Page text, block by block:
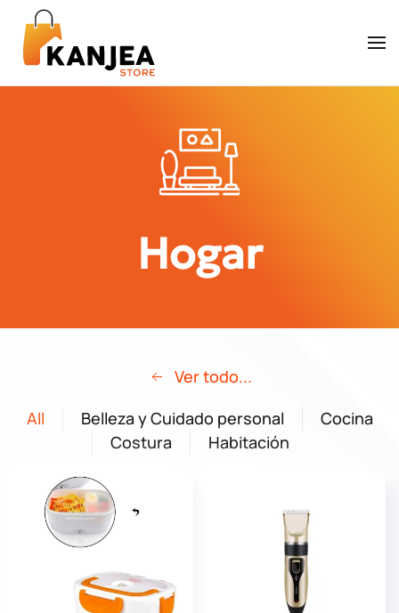
Skip to main content
Hogar
Ver todo...
All
Belleza y Cuidado personal
Cocina
Costura
Habitación